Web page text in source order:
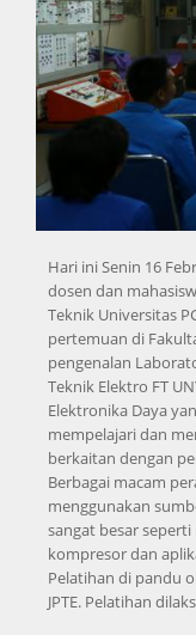
Hari ini Senin 16
dosen dan
Teknik Universitas
pertemuan di
pengenalan
Teknik Elektro FT
Elektronika Daya
mempelajari dan
berkaitan dengan
Berbagai macam
menggunakan
sangat besar
kompresor dan
Pelatihan di pandu
JPTE. Pelatihan